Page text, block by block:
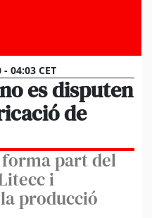
04:03 CET
es disputen
de
part del
i
producció